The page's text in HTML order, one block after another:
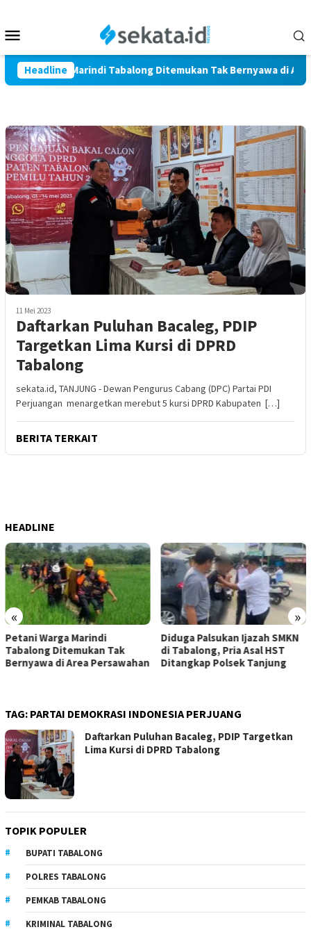
konten
Mobile
Headline
Warga Marindi Tabalong Ditemukan Tak Bernyawa di Area
11 Mei 2023
Daftarkan Puluhan Bacaleg, PDIP
Targetkan Lima Kursi di DPRD
Tabalong
sekata.id, TANJUNG - Dewan Pengurus Cabang (DPC) Partai PDI
Perjuangan menargetkan merebut 5 kursi DPRD Kabupaten […]
BERITA TERKAIT
HEADLINE
« »
Petani Warga Marindi
Tabalong Ditemukan Tak
Bernyawa di Area Persawahan
Diduga Palsukan Ijazah SMKN
di Tabalong, Pria Asal HST
Ditangkap Polsek Tanjung
TAG: PARTAI DEMOKRASI INDONESIA PERJUANG
Daftarkan Puluhan Bacaleg, PDIP Targetkan
Lima Kursi di DPRD Tabalong
TOPIK POPULER
BUPATI TABALONG
POLRES TABALONG
PEMKAB TABALONG
KRIMINAL TABALONG